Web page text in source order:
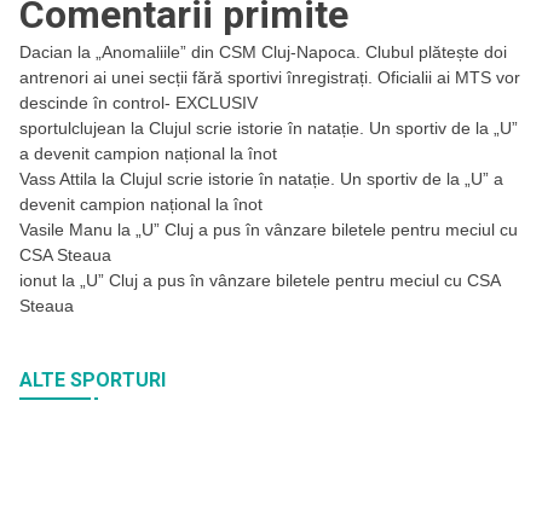
Comentarii primite
Dacian la
„Anomaliile” din CSM Cluj-Napoca. Clubul plătește doi
antrenori ai unei secții fără sportivi înregistrați. Oficialii ai MTS vor
descinde în control- EXCLUSIV
sportulclujean la Clujul scrie istorie în natație. Un sportiv de la „U”
a devenit campion național la înot
Vass Attila la Clujul scrie istorie în natație. Un sportiv de la „U” a
devenit campion național la înot
Vasile Manu la
„U” Cluj a pus în vânzare biletele pentru meciul cu
CSA Steaua
ionut la
„U” Cluj a pus în vânzare biletele pentru meciul cu CSA
Steaua
ALTE SPORTURI